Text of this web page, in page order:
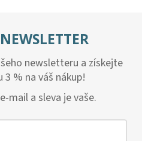
a
í
p
r
v
y
newsletteru a získejte
% na váš nákup!
mail a sleva je vaše.